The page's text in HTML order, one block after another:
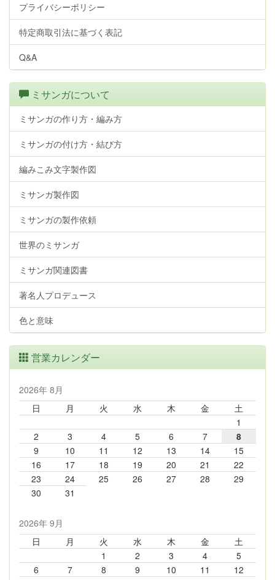
プライバシーポリシー
特定商取引法に基づく表記
Q&A
ミサンガについて
ミサンガの作り方・編み方
ミサンガの付け方・結び方
編みこみ文字製作図
ミサンガ製作図
ミサンガの製作依頼
世界のミサンガ
ミサンガ関連図書
著名人プロデュース
色と意味
営業カレンダー
2026年 8月
日
月 火 水 木 金
土
1
2
3 4 5 6 7
8
9
10 11 12 13 14
15
16
17 18 19 20 21
22
23
24 25 26 27 28
29
30
31
2026年 9月
日
月 火 水 木 金
土
1
2 3 4
5
6
7 8 9 10 11
12